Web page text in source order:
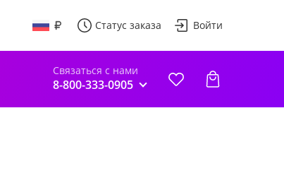
Статус заказа Войти
Связаться с нами
8-800-333-0905